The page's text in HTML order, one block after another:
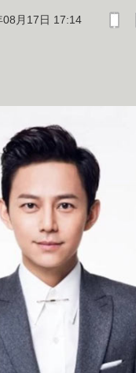
月17日 17:14